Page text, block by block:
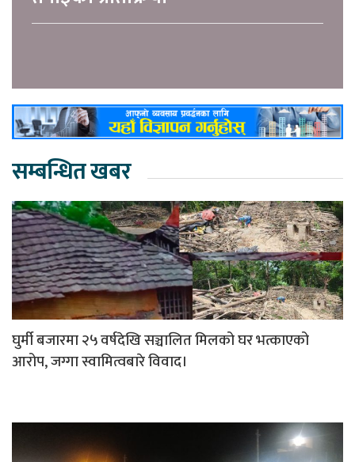
सम्बन्धित खबर
घुर्मी बजारमा २५ वर्षदेखि सञ्चालित मिलको घर भत्काएको
आरोप, जग्गा स्वामित्वबारे विवाद।